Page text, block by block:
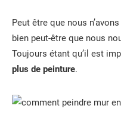
Peut être que nous
bien peut-être que nous
Toujours étant qu’il est
plus de peinture.